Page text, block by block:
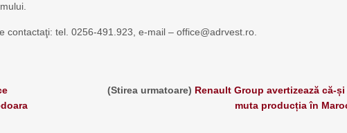
contactaţi: tel. 0256-491.923, e-mail – office@adrvest.ro.
(Stirea urmatoare) Renault Group avertizează că-și
muta producția în